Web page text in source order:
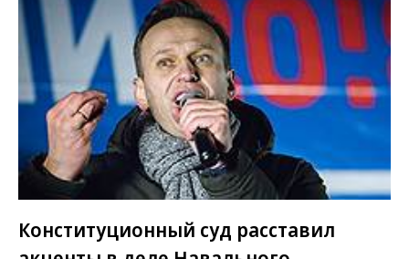
Конституционный суд расставил